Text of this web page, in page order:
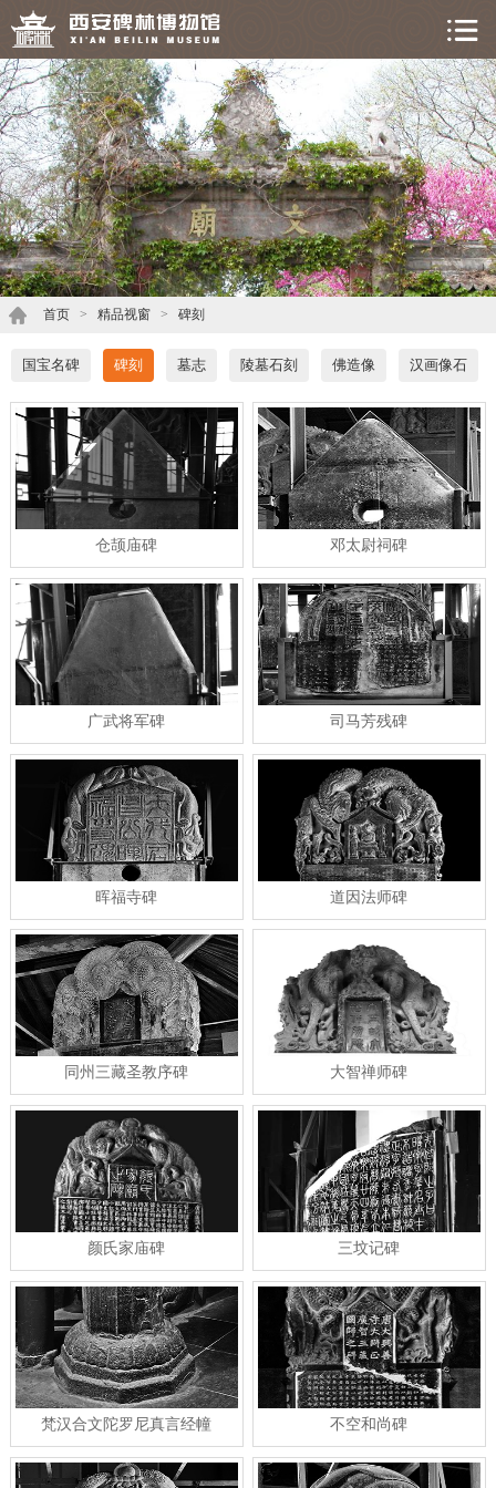
首页 > 精品视窗 > 碑刻
国宝名碑 碑刻 墓志 陵墓石刻 佛造像 汉画像石
仓颉庙碑 邓太尉祠碑
广武将军碑 司马芳残碑
晖福寺碑 道因法师碑
同州三藏圣教序碑 大智禅师碑
颜氏家庙碑 三坟记碑
梵汉合文陀罗尼真言经幢 不空和尚碑